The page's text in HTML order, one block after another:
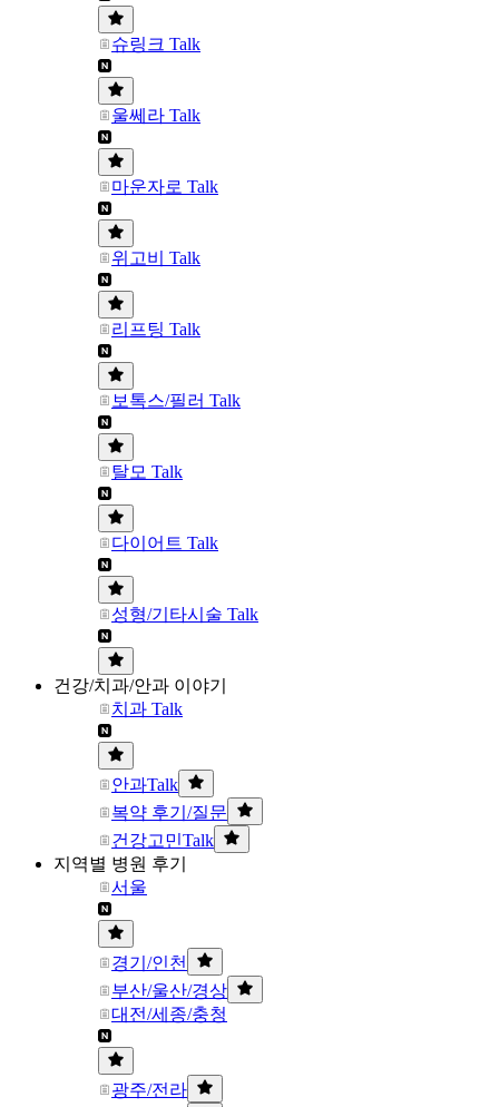
슈링크 Talk
울쎄라 Talk
마운자로 Talk
위고비 Talk
리프팅 Talk
보톡스/필러 Talk
탈모 Talk
다이어트 Talk
성형/기타시술 Talk
건강/치과/안과 이야기
치과 Talk
안과Talk
복약 후기/질문
건강고민Talk
지역별 병원 후기
서울
경기/인천
부산/울산/경상
대전/세종/충청
광주/전라